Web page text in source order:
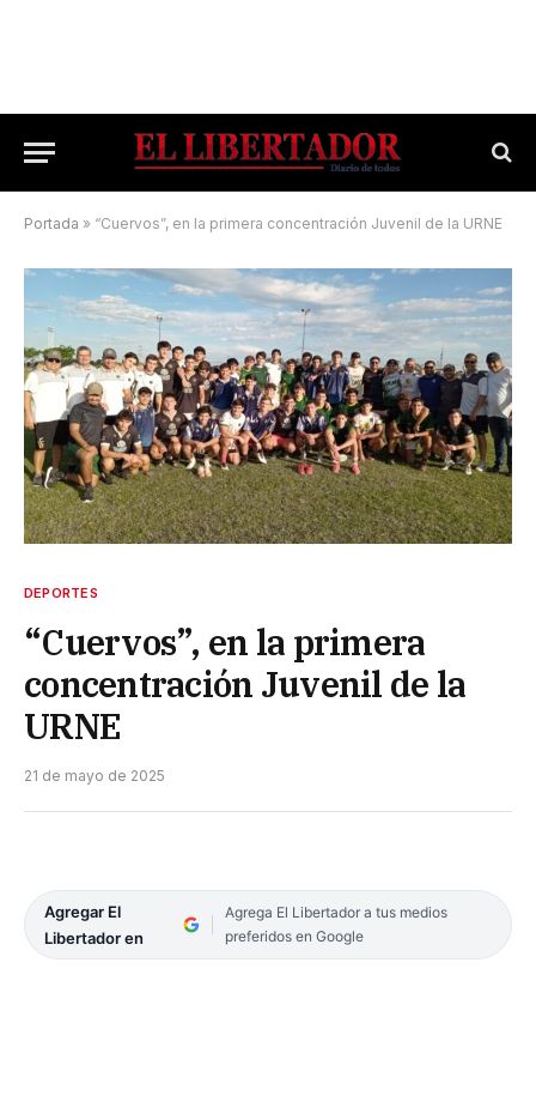
Portada » “Cuervos”, en la primera concentración Juvenil de la URNE
DEPORTES
“Cuervos”, en la primera
concentración Juvenil de la
URNE
21 de mayo de 2025
Agregar El
Libertador en
Agrega El Libertador a tus medios
preferidos en Google